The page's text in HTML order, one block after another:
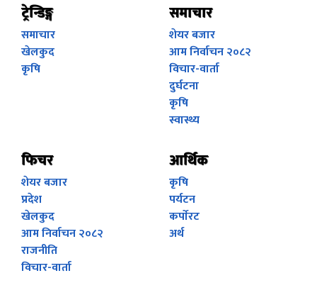
ट्रेन्डिङ्ग
समाचार
खेलकुद
कृषि
समाचार
शेयर बजार
आम निर्वाचन २०८२
विचार-वार्ता
दुर्घटना
कृषि
स्वास्थ्य
फिचर
शेयर बजार
प्रदेश
खेलकुद
आम निर्वाचन २०८२
राजनीति
विचार-वार्ता
आर्थिक
कृषि
पर्यटन
कर्पाेरट
अर्थ